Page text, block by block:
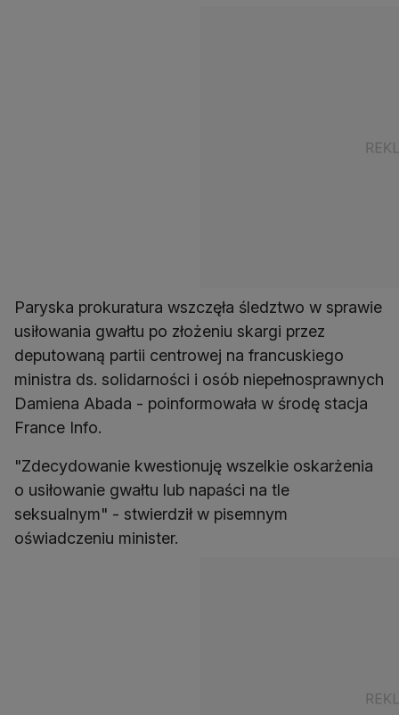
Paryska prokuratura wszczęła śledztwo w sprawie
usiłowania gwałtu po złożeniu skargi przez
deputowaną partii centrowej na francuskiego
ministra ds. solidarności i osób niepełnosprawnych
Damiena Abada - poinformowała w środę stacja
France Info.
"Zdecydowanie kwestionuję wszelkie oskarżenia
o usiłowanie gwałtu lub napaści na tle
seksualnym" - stwierdził w pisemnym
oświadczeniu minister.